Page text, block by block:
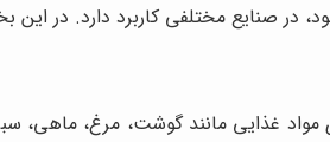
در صنایع مختلفی کاربرد دارد. در
مواد غذایی مانند گوشت، مرغ، ماهی،